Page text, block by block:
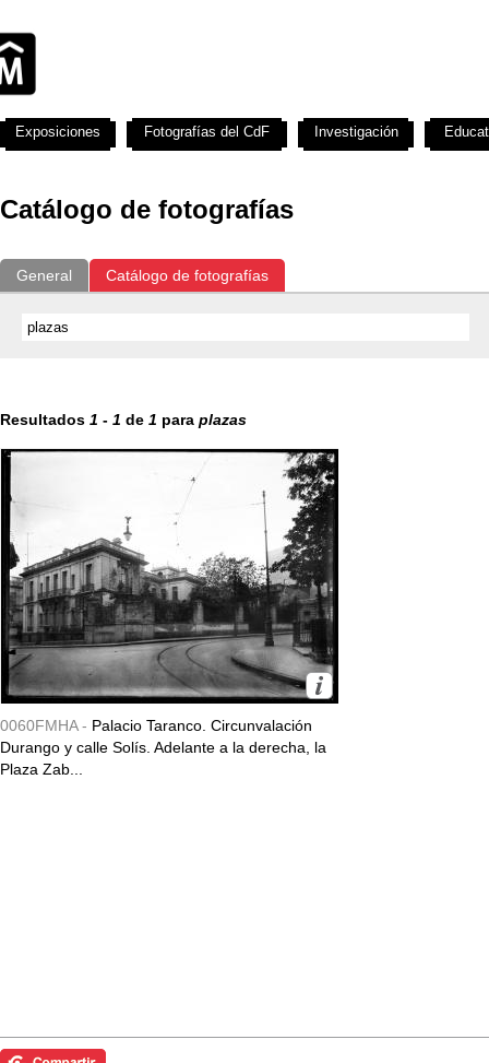
Catálogo de fotografías
General Catálogo de fotografías
Resultados 1 - 1 de 1 para plazas
0060FMHA - Palacio Taranco. Circunvalación
Durango y calle Solís. Adelante a la derecha, la
Plaza Zab...
Exposiciones Fotografías del CdF Investigación